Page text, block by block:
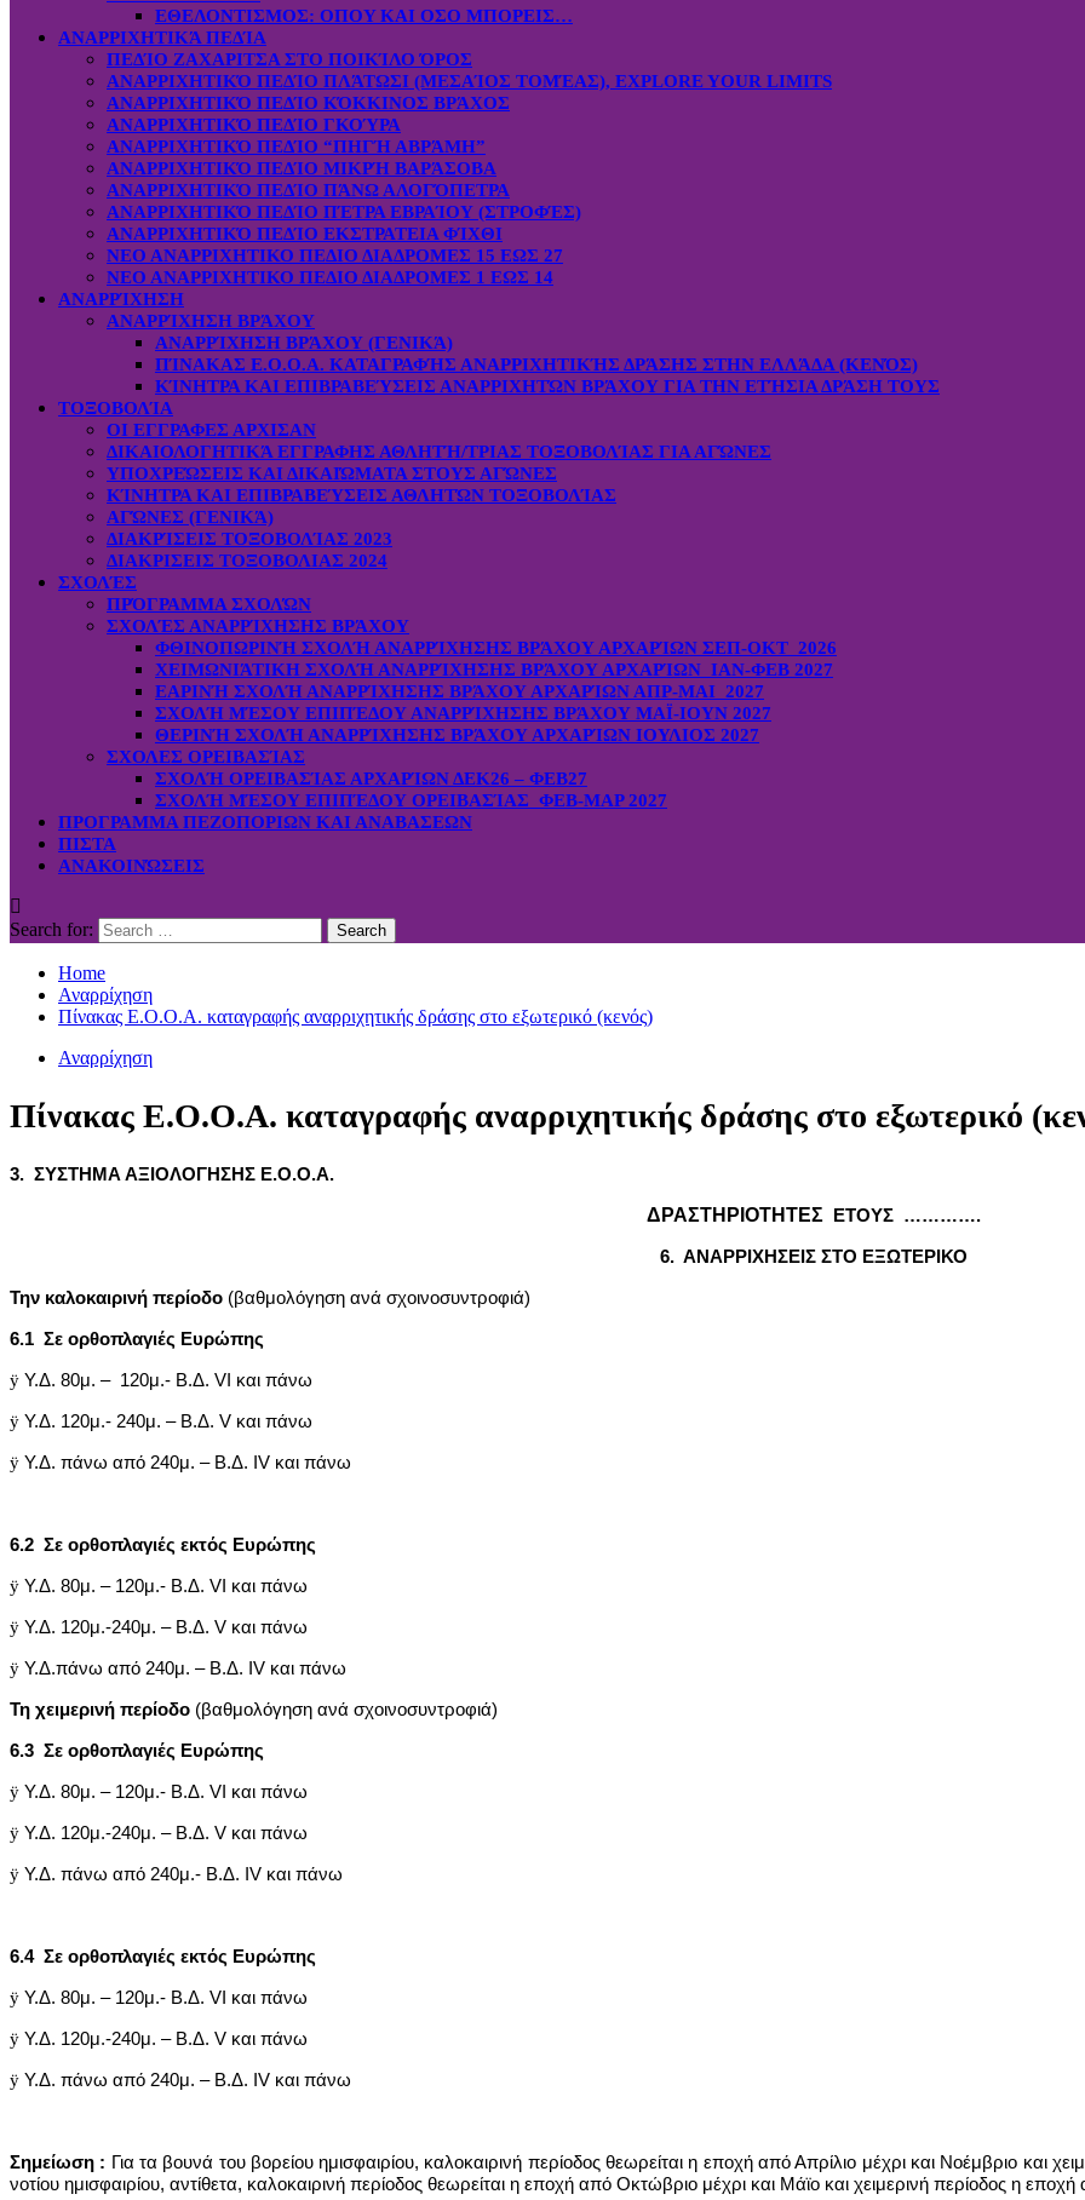
ΕΘΕΛΟΝΤΙΣΜΟΣ: OΠOY KAI ΟΣΟ ΜΠΟΡΕΙΣ…
ΑΝΑΡΡΙΧΗΤΙΚΆ ΠΕΔΊΑ
ΠΕΔΊΟ ΖΑΧΑΡΙΤΣΑ ΣΤΟ ΠΟΙΚΊΛΟ ΌΡΟΣ
ΑΝΑΡΡΙΧΗΤΙΚΌ ΠΕΔΊΟ ΠΛΆΤΩΣΙ (ΜΕΣΑΊΟΣ ΤΟΜΈΑΣ), EXPLORE YOUR LIMITS
ΑΝΑΡΡΙΧΗΤΙΚΌ ΠΕΔΊΟ ΚΌΚΚΙΝΟΣ ΒΡΆΧΟΣ
ΑΝΑΡΡΙΧΗΤΙΚΌ ΠΕΔΊΟ ΓΚΟΎΡΑ
ΑΝΑΡΡΙΧΗΤΙΚΌ ΠΕΔΊΟ “ΠΗΓΉ ΑΒΡΆΜΗ”
ΑΝΑΡΡΙΧΗΤΙΚΌ ΠΕΔΊΟ ΜΙΚΡΉ ΒΑΡΆΣΟΒΑ
ΑΝΑΡΡΙΧΗΤΙΚΌ ΠΕΔΊΟ ΠΆΝΩ ΑΛΟΓΌΠΕΤΡΑ
ΑΝΑΡΡΙΧΗΤΙΚΌ ΠΕΔΊΟ ΠΈΤΡΑ ΕΒΡΑΊΟΥ (ΣΤΡΟΦΈΣ)
ΑΝΑΡΡΙΧΗΤΙΚΌ ΠΕΔΊΟ ΕΚΣΤΡΑΤΕΙΑ ΦΊΧΘΙ
ΝΕΟ ΑΝΑΡΡΙΧΗΤΙΚΟ ΠΕΔΙΟ ΔΙΑΔΡΟΜΕΣ 15 ΕΩΣ 27
ΝΕΟ ΑΝΑΡΡΙΧΗΤΙΚΟ ΠΕΔΙΟ ΔΙΑΔΡΟΜΕΣ 1 ΕΩΣ 14
ΑΝΑΡΡΊΧΗΣΗ
ΑΝΑΡΡΊΧΗΣΗ ΒΡΆΧΟΥ
ΑΝΑΡΡΊΧΗΣΗ ΒΡΆΧΟΥ (ΓΕΝΙΚΆ)
ΠΊΝΑΚΑΣ Ε.Ο.Ο.Α. ΚΑΤΑΓΡΑΦΉΣ ΑΝΑΡΡΙΧΗΤΙΚΉΣ ΔΡΆΣΗΣ ΣΤΗΝ ΕΛΛΆΔΑ (ΚΕΝΌΣ)
ΚΊΝΗΤΡΑ ΚΑΙ ΕΠΙΒΡΑΒΕΎΣΕΙΣ ΑΝΑΡΡΙΧΗΤΏΝ ΒΡΆΧΟΥ ΓΙΑ ΤΗΝ ΕΤΉΣΙΑ ΔΡΆΣΗ ΤΟΥΣ
ΤΟΞΟΒΟΛΊΑ
ΟΙ ΕΓΓΡΑΦΕΣ ΑΡΧΙΣΑΝ
ΔΙΚΑΙΟΛΟΓΗΤΙΚΆ ΕΓΓΡΑΦΗΣ ΑΘΛΗΤΉ/ΤΡΙΑΣ ΤΟΞΟΒΟΛΊΑΣ ΓΙΑ ΑΓΏΝΕΣ
ΥΠΟΧΡΕΏΣΕΙΣ ΚΑΙ ΔΙΚΑΙΏΜΑΤΑ ΣΤΟΥΣ ΑΓΏΝΕΣ
ΚΊΝΗΤΡΑ ΚΑΙ ΕΠΙΒΡΑΒΕΎΣΕΙΣ ΑΘΛΗΤΏΝ ΤΟΞΟΒΟΛΊΑΣ
ΑΓΏΝΕΣ (ΓΕΝΙΚΆ)
ΔΙΑΚΡΊΣΕΙΣ ΤΟΞΟΒΟΛΊΑΣ 2023
ΔΙΑΚΡΙΣΕΙΣ ΤΟΞΟΒΟΛΙΑΣ 2024
ΣΧΟΛΈΣ
ΠΡΌΓΡΑΜΜΑ ΣΧΟΛΏΝ
ΣΧΟΛΈΣ ΑΝΑΡΡΊΧΗΣΗΣ ΒΡΆΧΟΥ
ΦΘΙΝΟΠΩΡΙΝΉ ΣΧΟΛΉ ΑΝΑΡΡΊΧΗΣΗΣ ΒΡΆΧΟΥ ΑΡΧΑΡΊΩΝ ΣΕΠ-ΟΚΤ 2026
ΧΕΙΜΩΝΙΆΤΙΚΗ ΣΧΟΛΉ ΑΝΑΡΡΊΧΗΣΗΣ ΒΡΆΧΟΥ ΑΡΧΑΡΊΩΝ ΙΑΝ-ΦΕΒ 2027
ΕΑΡΙΝΉ ΣΧΟΛΉ ΑΝΑΡΡΊΧΗΣΗΣ ΒΡΆΧΟΥ ΑΡΧΑΡΊΩΝ ΑΠΡ-ΜΑΙ 2027
ΣΧΟΛΉ ΜΈΣΟΥ ΕΠΙΠΈΔΟΥ ΑΝΑΡΡΊΧΗΣΗΣ ΒΡΆΧΟΥ ΜΑΪ-ΙΟΥΝ 2027
ΘΕΡΙΝΉ ΣΧΟΛΉ ΑΝΑΡΡΊΧΗΣΗΣ ΒΡΆΧΟΥ ΑΡΧΑΡΊΩΝ ΙΟΥΛΙΟΣ 2027
ΣΧΟΛΕΣ ΟΡΕΙΒΑΣΊΑΣ
ΣΧΟΛΉ ΟΡΕΙΒΑΣΊΑΣ ΑΡΧΑΡΊΩΝ ΔΕΚ26 – ΦΕΒ27
ΣΧΟΛΉ ΜΈΣΟΥ ΕΠΙΠΈΔΟΥ ΟΡΕΙΒΑΣΊΑΣ ΦΕΒ-ΜΑΡ 2027
ΠΡΟΓΡΑΜΜΑ ΠΕΖΟΠΟΡΙΩΝ ΚΑΙ ΑΝΑΒΑΣΕΩΝ
ΠΙΣΤΑ
ΑΝΑΚΟΙΝΏΣΕΙΣ
Search for:
Home
Αναρρίχηση
Πίνακας Ε.Ο.Ο.Α. καταγραφής αναρριχητικής δράσης στο εξωτερικό (κενός)
Αναρρίχηση
Πίνακας Ε.Ο.Ο.Α. καταγραφής αναρριχητικής δράσης στο εξωτερικό
3. ΣΥΣΤΗΜΑ ΑΞΙΟΛΟΓΗΣΗΣ Ε.Ο.Ο.Α.
ΔΡΑΣΤΗΡΙΟΤΗΤΕΣ ΕΤΟΥΣ ………….
6. ΑΝΑΡΡΙΧΗΣΕΙΣ ΣΤΟ ΕΞΩΤΕΡΙΚΟ
Την καλοκαιρινή περίοδο (βαθμολόγηση ανά σχοινοσυντροφιά)
6.1 Σε ορθοπλαγιές Ευρώπης
ÿ Υ.Δ. 80μ. – 120μ.- Β.Δ. VI και πάνω
ÿ Υ.Δ. 120μ.- 240μ. – Β.Δ. V και πάνω
ÿ Υ.Δ. πάνω από 240μ. – Β.Δ. IV και πάνω
6.2 Σε ορθοπλαγιές εκτός Ευρώπης
ÿ Υ.Δ. 80μ. – 120μ.- Β.Δ. VI και πάνω
ÿ Υ.Δ. 120μ.-240μ. – Β.Δ. V και πάνω
ÿ Υ.Δ.πάνω από 240μ. – Β.Δ. IV και πάνω
Τη χειμερινή περίοδο (βαθμολόγηση ανά σχοινοσυντροφιά)
6.3 Σε ορθοπλαγιές Ευρώπης
ÿ Υ.Δ. 80μ. – 120μ.- Β.Δ. VI και πάνω
ÿ Υ.Δ. 120μ.-240μ. – Β.Δ. V και πάνω
ÿ Υ.Δ. πάνω από 240μ.- Β.Δ. IV και πάνω
6.4 Σε ορθοπλαγιές εκτός Ευρώπης
ÿ Υ.Δ. 80μ. – 120μ.- Β.Δ. VI και πάνω
ÿ Υ.Δ. 120μ.-240μ. – Β.Δ. V και πάνω
ÿ Υ.Δ. πάνω από 240μ. – Β.Δ. IV και πάνω
Σημείωση : Για τα βουνά του βορείου ημισφαιρίου, καλοκαιρινή περίοδος θεωρείται η εποχή από Απρίλιο μέχρι και Νοέμβριο και
νοτίου ημισφαιρίου, αντίθετα, καλοκαιρινή περίοδος θεωρείται η εποχή από Οκτώβριο μέχρι και Μάϊο και χειμερινή περίοδος η εποχή